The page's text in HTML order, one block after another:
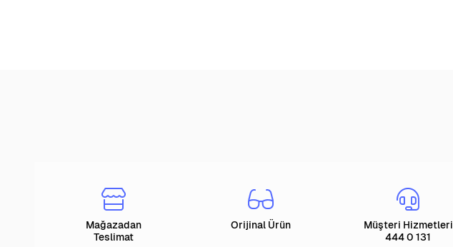
Mağazadan
Teslimat
Orijinal Ürün
Müşteri Hizmetleri
444 0 131